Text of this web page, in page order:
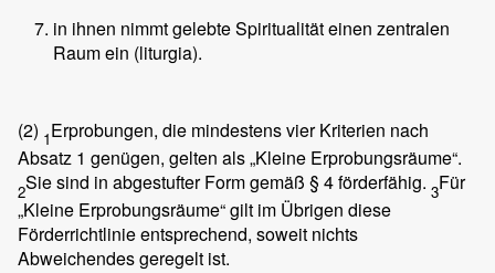
in ihnen nimmt gelebte Spiritualität einen zentralen
Raum ein (liturgia).
(2) 1Erprobungen, die mindestens vier Kriterien nach
Absatz 1 genügen, gelten als „Kleine Erprobungsräume“.
2Sie sind in abgestufter Form gemäß § 4 förderfähig. 3Für
„Kleine Erprobungsräume“ gilt im Übrigen diese
Förderrichtlinie entsprechend, soweit nichts
Abweichendes geregelt ist.